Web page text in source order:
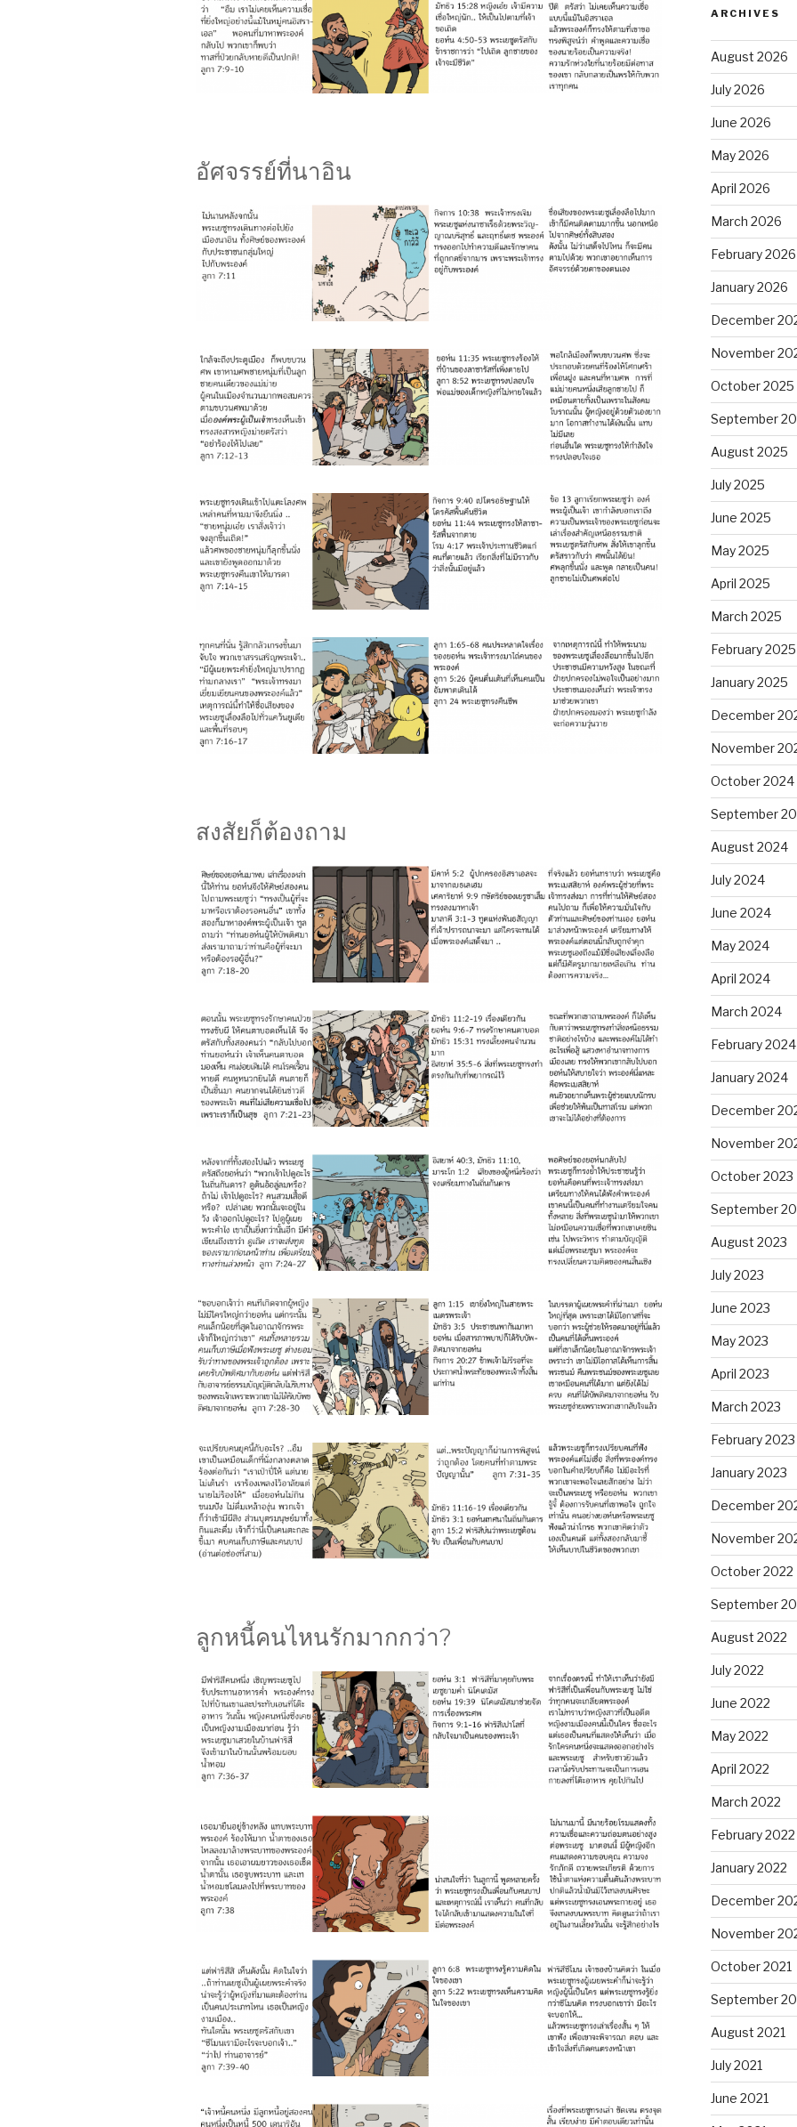
อัศจรรย์ที่นาอิน
สงสัยก็ต้องถาม
ลูกหนี้คนไหนรักมากกว่า?
ARCHIVES
August 2026
July 2026
June 2026
May 2026
April 2026
March 2026
February 2026
January 2026
December
November
October 2025
September
August 2025
July 2025
June 2025
May 2025
April 2025
March 2025
February 2025
January 2025
December
November
October 2024
September
August 2024
July 2024
June 2024
May 2024
April 2024
March 2024
February 2024
January 2024
December
November
October 2023
September
August 2023
July 2023
June 2023
May 2023
April 2023
March 2023
February 2023
January 2023
December
November
October 2022
September
August 2022
July 2022
June 2022
May 2022
April 2022
March 2022
February 2022
January 2022
December
November
October 2021
September
August 2021
July 2021
June 2021